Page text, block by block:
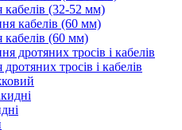
кабелів (32-52 мм)
кабелів (60 мм)
тросів і кабелів